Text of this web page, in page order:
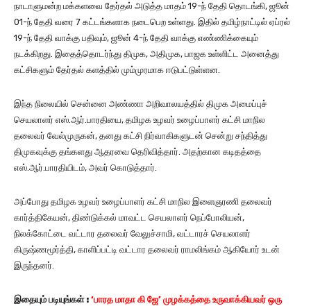
நாடாளுமன்ற மக்களவை தேர்தல் அடுத்த மாதம் 19-ந் தேதி தொடங்கி, ஜூன்
01-ந் தேதி வரை 7 கட்டங்களாக நடைபெற உள்ளது. இதில் தமிழ்நாட்டில் ஏப்ரல்
19-ந் தேதி வாக்கு பதிவும், ஜூன் 4-ந் தேதி வாக்கு எண்ணிக்கையும்
நடக்கிறது. இதைத்தொடர்ந்து திமுக, அதிமுக, பாஜக உள்ளிட்ட அனைத்து
கட்சிகளும் தேர்தல் களத்தில் மும்முரமாக ஈடுபட்டுள்ளன.
இந்த நிலையில் சென்னை அண்ணா அறிவாலயத்தில் திமுக அமைப்புச்
செயலாளர் எஸ்.ஆர்.பாரதியை, தமிழக உழவர் உழைப்பாளர் கட்சி மாநில
தலைவர் வேல்முருகன், தனது கட்சி நிர்வாகிகளுடன் சென்று சந்தித்து
திமுகவுக்கு தங்களது ஆதரவை தெரிவித்தார். அதற்கான கடிதத்தை
எஸ்.ஆர்.பாரதியிடம், அவர் கொடுத்தார்.
அப்போது தமிழக உழவர் உழைப்பாளர் கட்சி மாநில இளைஞரணி தலைவர்
கார்த்திகேயன், திண்டுக்கல் மாவட்ட செயலாளர் நெப்போலியன்,
நிலக்கோட்டை வட்டார தலைவர் வேலுச்சாமி, வட்டாரச் செயலாளர்
கிருஷ்ணமூர்த்தி, காளிப்பட்டி வட்டார தலைவர் ராமலிங்கம் ஆகியோர் உடன்
இருந்தனர்.
இதையும் படியுங்கள் : ‘பாரத மாதா கி ஜே’ முழக்கத்தை உருவாக்கியவர் ஒரு